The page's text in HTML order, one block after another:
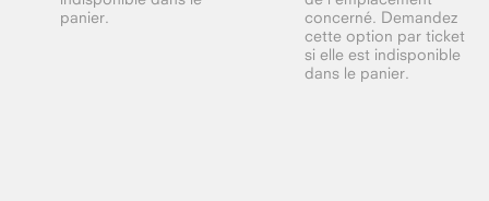
panier.
concerné. Demandez
cette option par ticket
si elle est indisponible
dans le panier.